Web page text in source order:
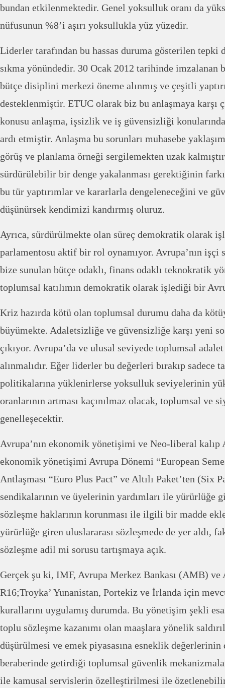
bundan etkilenmektedir. Genel yoksulluk oranı da
nüfusunun %8’i aşırı yoksullukla yüz yüzedir.
Liderler tarafından bu hassas duruma gösterilen tepki
sıkma yönündedir. 30 Ocak 2012 tarihinde imzalanan
bütçe disiplini merkezi öneme alınmış ve çeşitli
desteklenmiştir. ETUC olarak biz bu anlaşmaya karşı
konusu anlaşma, işsizlik ve iş güvensizliği
ardı etmiştir. Anlaşma bu sorunları muhasebe
görüş ve planlama örneği sergilemekten uzak
sürdürülebilir bir denge yakalanması gerektiğinin
bu tür yaptırımlar ve kararlarla dengeleneceğini ve
düşünürsek kendimizi kandırmış oluruz.
Ayrıca, sürdürülmekte olan süreç demokratik olarak
parlamentosu aktif bir rol oynamıyor. Avrupa’nın işçi
bize sunulan bütçe odaklı, finans odaklı teknokratik
toplumsal katılımın demokratik olarak işlediği bir
Kriz hazırda kötü olan toplumsal durumu daha da
büyümekte. Adaletsizliğe ve güvensizliğe karşı yeni
çıkıyor. Avrupa’da ve ulusal seviyede toplumsal
alınmalıdır. Eğer liderler bu değerleri bırakıp sadece
politikalarına yüklenirlerse yoksulluk seviyelerinin
oranlarının artması kaçınılmaz olacak, toplumsal ve
genelleşecektir.
Avrupa’nın ekonomik yönetişimi ve Neo-liberal kalıp
ekonomik yönetişimi Avrupa Dönemi “European
Antlaşması “Euro Plus Pact” ve Altılı Paket’ten (Six
sendikalarının ve üyelerinin yardımları ile yürürlüğe
sözleşme haklarının korunması ile ilgili bir madde
yürürlüğe giren uluslararası sözleşmede de yer aldı,
sözleşme adil mi sorusu tartışmaya açık.
Gerçek şu ki, IMF, Avrupa Merkez Bankası (AMB) ve
R16;Troyka’ Yunanistan, Portekiz ve İrlanda için
kurallarını uygulamış durumda. Bu yönetişim şekli
toplu sözleşme kazanımı olan maaşlara yönelik
düşürülmesi ve emek piyasasına esneklik değerlerinin
beraberinde getirdiği toplumsal güvenlik
ile kamusal servislerin özelleştirilmesi ile